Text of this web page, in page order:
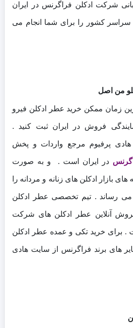
شرکت ادکلن فراگرنس در ایران
سراسر کشور را برای شما انجام می
من اصل
زمان ممکن خرید عطر ادکلن فیرو
فروش در ایران ثبت کنید .
پرفیوم مرجع واردات و پخش
در ایران است . و به صورت
بازار ادکلن های زنانه و مردانه را
رساند . تیم تخصصی عطر ادکلن
آنلاین عطر ادکلن های شرکت
. برای خرید تکی و عمده عطر ادکلن
های برند فراگرنس از سایت هادی